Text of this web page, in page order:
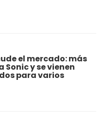
el mercado: más
Sonic y se vienen
para varios